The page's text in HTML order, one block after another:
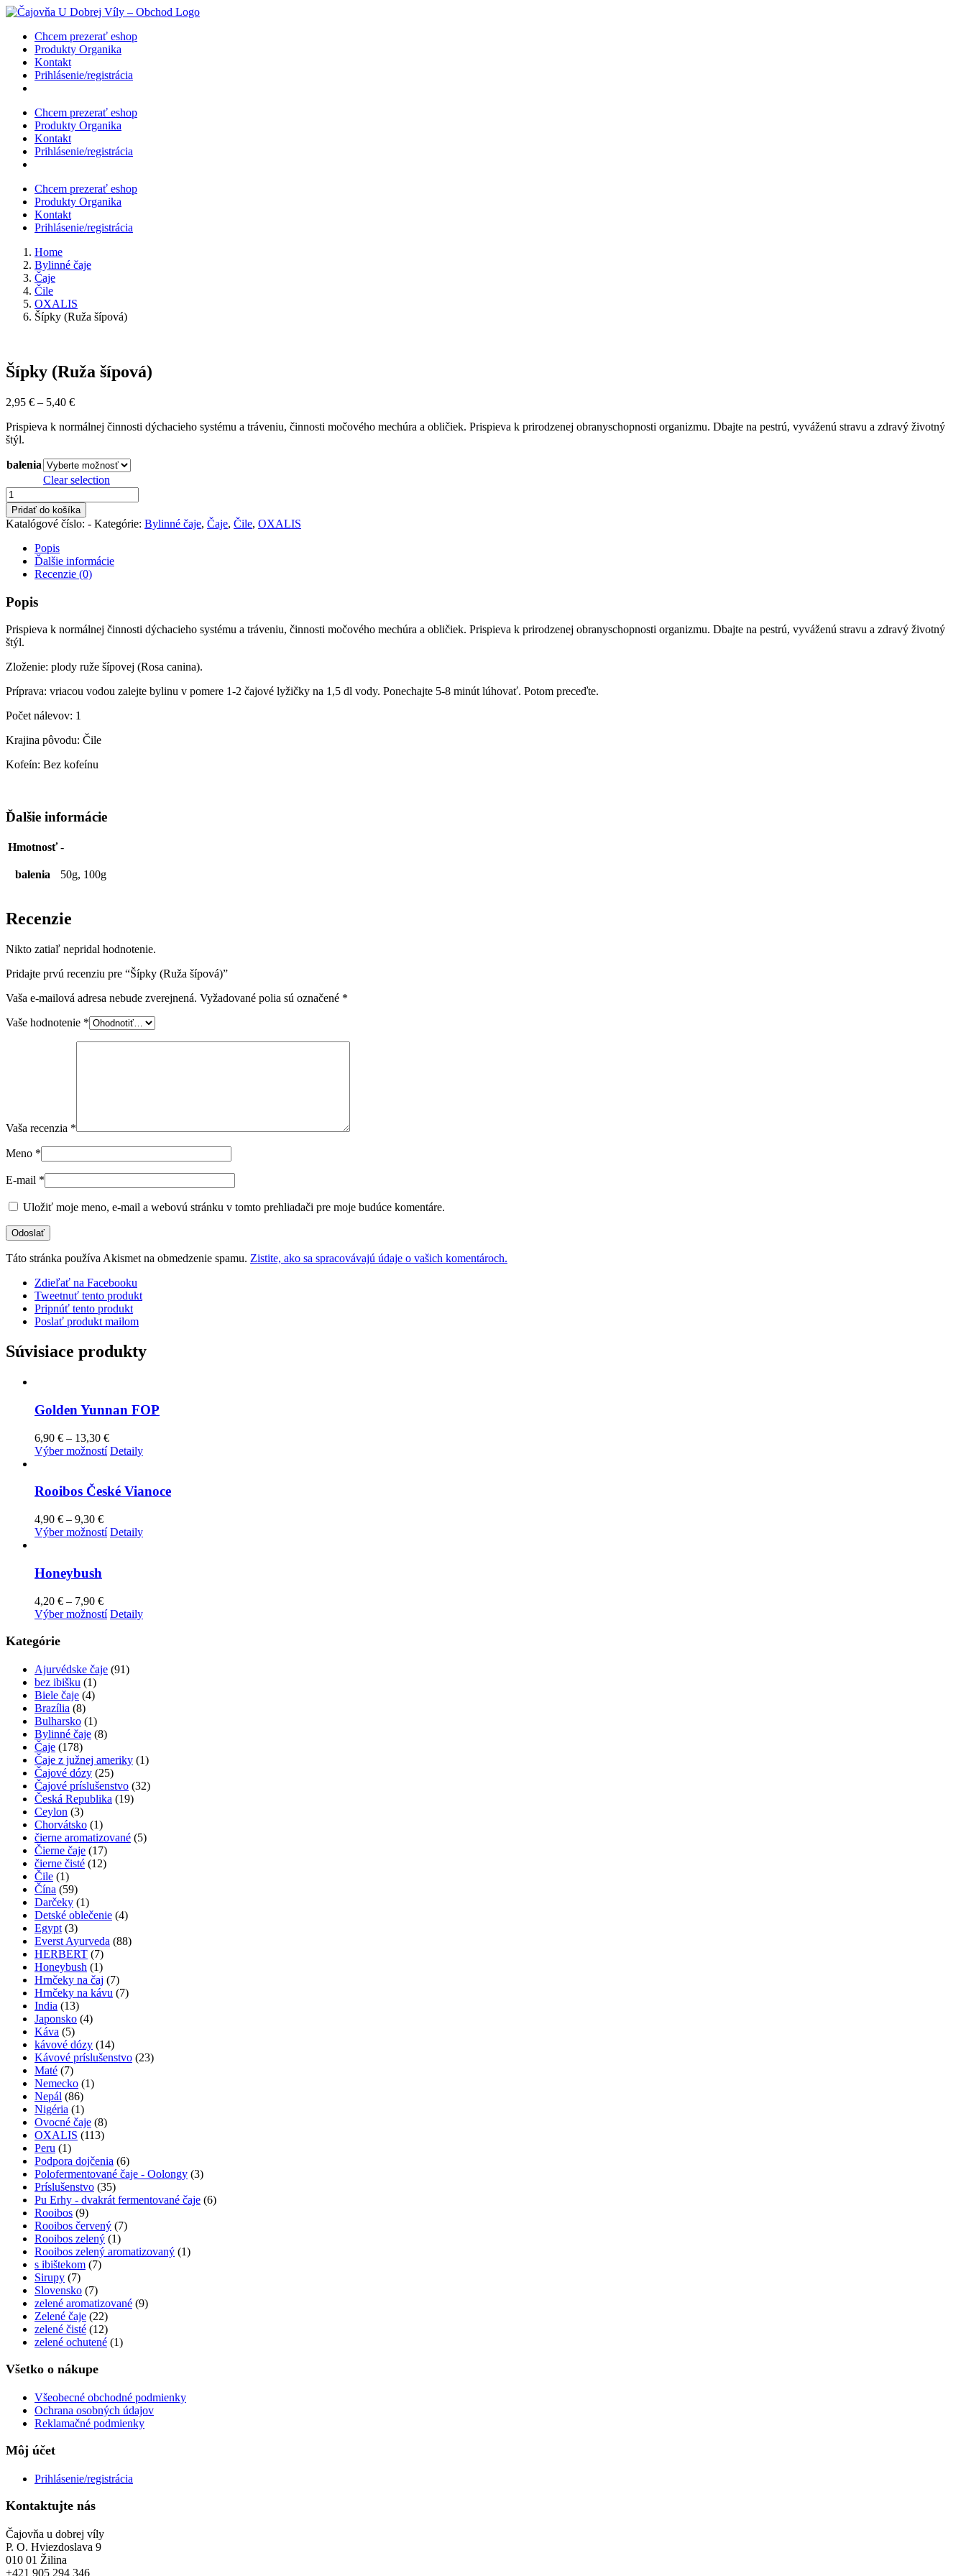
Skip
contentChcem prezerať eshop
Produkty Organika
Kontakt
Prihlásenie/registrácia
Chcem prezerať eshop
Produkty Organika
Kontakt
Prihlásenie/registrácia
Chcem prezerať eshop
Produkty Organika
Kontakt
Prihlásenie/registrácia
Home
Bylinné čaje
Čaje
Čile
OXALIS
Šípky (Ruža šípová)
Šípky (Ruža šípová)
2,95 € – 5,40 €Price
2,95 €
Prispieva k normálnej činnosti dýchacieho systému a tráveniu, činnosti močového mechúra a obličiek. Prispieva k prirodzenej obranyschopnosti organizmu. Dbajte na pestrú, vyváženú stravu a zdravý životný
štýl.
balenia
Clear selection
množstvo
Šípky
(Ruža
šípová)
Pridať do košíka
Katalógové číslo: - Kategórie: Bylinné čaje, Čaje, Čile, OXALIS
Popis
Ďalšie informácie
Recenzie (0)
Popis
Prispieva k normálnej činnosti dýchacieho systému a tráveniu, činnosti močového mechúra a obličiek. Prispieva k prirodzenej obranyschopnosti organizmu. Dbajte na pestrú, vyváženú stravu a zdravý životný
štýl.
Zloženie: plody ruže šípovej (Rosa canina).
Príprava: vriacou vodou zalejte bylinu v pomere 1-2 čajové lyžičky na 1,5 dl vody. Ponechajte 5-8 minút lúhovať. Potom preceďte.
Počet nálevov: 1
Krajina pôvodu: Čile
Kofeín: Bez kofeínu
Ďalšie informácie
Hmotnosť -
balenia 50g, 100g
Recenzie
Nikto zatiaľ nepridal hodnotenie.
Pridajte prvú recenziu pre “Šípky (Ruža šípová)”
Vaša e-mailová adresa nebude zverejnená. Vyžadované polia sú označené *
Vaše hodnotenie *
Vaša recenzia *
Meno *
E-mail *
Uložiť moje meno, e-mail a webovú stránku v tomto prehliadači pre moje budúce komentáre.
Táto stránka používa Akismet na obmedzenie spamu. Zistite, ako sa spracovávajú údaje o vašich komentároch.
Zdieľať na Facebooku
Tweetnuť tento produkt
Pripnúť tento produkt
Poslať produkt mailom
Súvisiace produkty
Golden Yunnan FOP
6,90 € – 13,30 €Price
range:
13,30 €
Výber možností Tento
viacero
si
môžete
Detaily
Rooibos České Vianoce
4,90 € – 9,30 €Price
range:
Výber možností Tento
si
môžete
produktu.
Detaily
Honeybush
4,20 € – 7,90 €Price
range:
Výber možností Tento
variantov.
Možnosti
produktu.
Detaily
Kategórie
Ajurvédske čaje (91)
bez ibišku (1)
Biele čaje (4)
Brazília (8)
Bulharsko (1)
Bylinné čaje (8)
Čaje (178)
Čaje z južnej ameriky (1)
Čajové dózy (25)
Čajové príslušenstvo (32)
Česká Republika (19)
Ceylon (3)
Chorvátsko (1)
čierne aromatizované (5)
Čierne čaje (17)
čierne čisté (12)
Čile (1)
Čína (59)
Darčeky (1)
Detské oblečenie (4)
Egypt (3)
Everst Ayurveda (88)
HERBERT (7)
Honeybush (1)
Hrnčeky na čaj (7)
Hrnčeky na kávu (7)
India (13)
Japonsko (4)
Káva (5)
kávové dózy (14)
Kávové príslušenstvo (23)
Maté (7)
Nemecko (1)
Nepál (86)
Nigéria (1)
Ovocné čaje (8)
OXALIS (113)
Peru (1)
Podpora dojčenia (6)
Polofermentované čaje - Oolongy (3)
Príslušenstvo (35)
Pu Erhy - dvakrát fermentované čaje (6)
Rooibos (9)
Rooibos červený (7)
Rooibos zelený (1)
Rooibos zelený aromatizovaný (1)
s ibištekom (7)
Sirupy (7)
Slovensko (7)
zelené aromatizované (9)
Zelené čaje (22)
zelené čisté (12)
zelené ochutené (1)
Všetko o nákupe
Všeobecné obchodné podmienky
Ochrana osobných údajov
Reklamačné podmienky
Môj účet
Prihlásenie/registrácia
Kontaktujte nás
Čajovňa u dobrej víly
P. O. Hviezdoslava 9
010 01 Žilina
+421 905 294 346